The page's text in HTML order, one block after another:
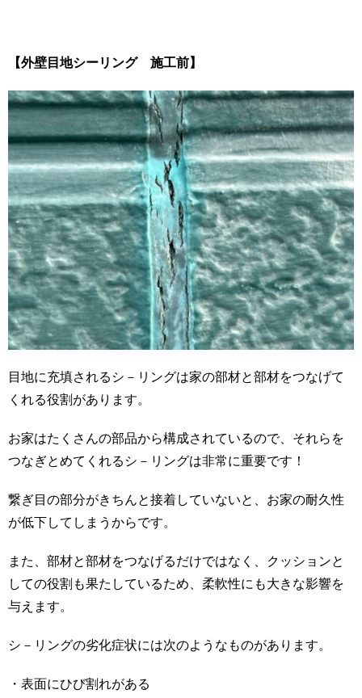
【外壁目地シーリング 施工前】
目地に充填されるシ－リングは家の部材と部材をつなげて
くれる役割があります。
お家はたくさんの部品から構成されているので、それらを
つなぎとめてくれるシ－リングは非常に重要です！
繋ぎ目の部分がきちんと接着していないと、お家の耐久性
が低下してしまうからです。
また、部材と部材をつなげるだけではなく、クッションと
しての役割も果たしているため、柔軟性にも大きな影響を
与えます。
シ－リングの劣化症状には次のようなものがあります。
・表面にひび割れがある